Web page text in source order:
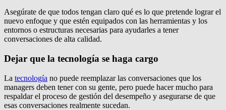
Asegúrate de que todos tengan claro qué es lo que pretende lograr el
nuevo enfoque y que estén equipados con las herramientas y los
entornos o estructuras necesarias para ayudarles a tener
conversaciones de alta calidad.
Dejar que la tecnología se haga cargo
La tecnología no puede reemplazar las conversaciones que los
managers deben tener con su gente, pero puede hacer mucho para
respaldar el proceso de gestión del desempeño y asegurarse de que
esas conversaciones realmente sucedan.